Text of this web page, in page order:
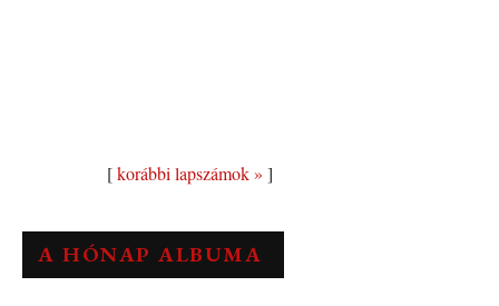
[korábbi lapszámok » ]
A HÓNAP ALBUMA